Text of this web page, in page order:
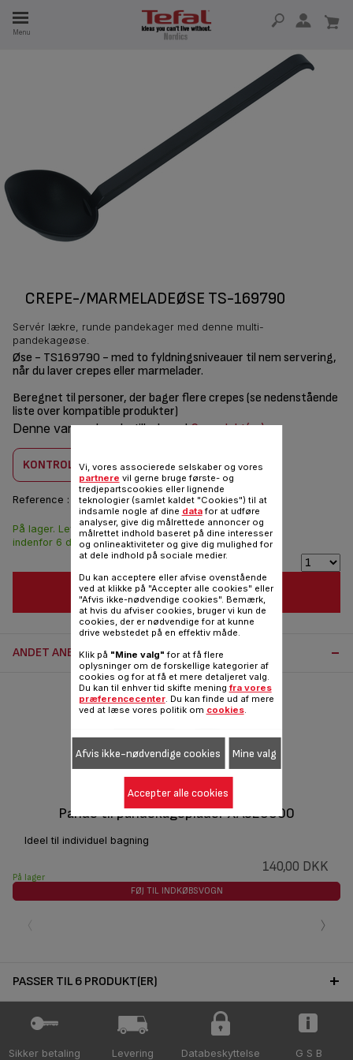
Menu
CREPE-/MARMELADEØSE TS-169790
Servér lækre, runde pandekager med denne multi-
pandekageøse.
Øse - TS169790 - med to fyldningsniveauer til nem servering,
når du laver crepes eller marmelader.
Beregnet til personer, der bager flere crepes (se nedenstående
liste over kompatible produkter)
Denne vare er kombatilbel med6 produkt(er)
KONTROLLER KOMBABILITET
Reference : TS-169790
32,00 DKK
På lager. Leveringen
indenfor 6 dage.
FØJ TIL INDKØBSVOGN
ANDET ANBEFALET TILBEHØR:
Pande til pandekageplader XA520000
Ideel til individuel bagning
140,00 DKK
På lager
FØJ TIL INDKØBSVOGN
›
PASSER TIL 6 PRODUKT(ER)
Sikker betaling Levering Databeskyttelse G S B
Vi, vores associerede selskaber og vores
partnere vil gerne bruge første- og
tredjepartscookies eller lignende
teknologier (samlet kaldet "Cookies") til at
indsamle nogle af dine datafor at udføre
analyser, give dig målrettede annoncer og
målrettet indhold baseret på dine interesser
og onlineaktiviteter og give dig mulighed for
at dele indhold på sociale medier.
Du kan acceptere eller afvise ovenstående
ved at klikke på "Accepter alle cookies" eller
"Afvis ikke-nødvendige cookies". Bemærk,
at hvis du afviser cookies, bruger vi kun de
cookies, der er nødvendige for at kunne
drive webstedet på en effektiv måde.
Klik på "Mine valg" for at få flere
oplysninger om de forskellige kategorier af
cookies og for at få et mere detaljeret valg.
Du kan til enhver tid skifte mening fra vores
præferencecenter. Du kan finde ud af mere
ved at læse vores politik om cookies.
Afvis ikke-nødvendige cookies Mine valg
Accepter alle cookies